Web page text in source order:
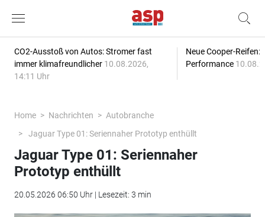
CO2-Ausstoß von Autos: Stromer fast
immer klimafreundlicher 10.08.2026,
14:11 Uhr
Neue Cooper-Reifen:
Performance
Home Nachrichten
Autobranche
Jaguar Type 01: Seriennaher Prototyp enthüllt
Jaguar Type 01: Seriennaher
Prototyp enthüllt
20.05.2026 06:50 Uhr | Lesezeit: 3 min